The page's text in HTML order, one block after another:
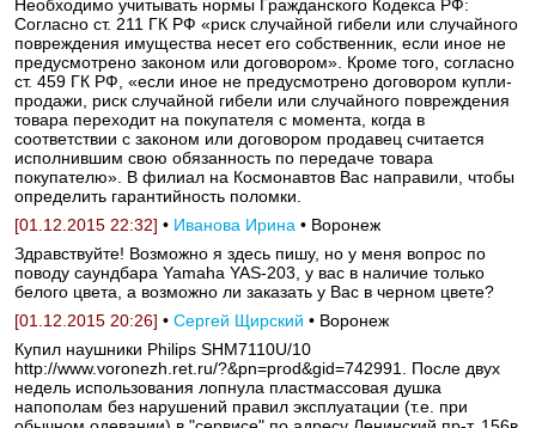
Необходимо учитывать нормы Гражданского Кодекса РФ:
Согласно ст. 211 ГК РФ «риск случайной гибели или случайного
повреждения имущества несет его собственник, если иное не
предусмотрено законом или договором». Кроме того, согласно
ст. 459 ГК РФ, «если иное не предусмотрено договором купли-
продажи, риск случайной гибели или случайного повреждения
товара переходит на покупателя с момента, когда в
соответствии с законом или договором продавец считается
исполнившим свою обязанность по передаче товара
покупателю». В филиал на Космонавтов Вас направили, чтобы
определить гарантийность поломки.
[01.12.2015 22:32] • Иванова Ирина • Воронеж
Здравствуйте! Возможно я здесь пишу, но у меня вопрос по
поводу саундбара Yamaha YAS-203, у вас в наличие только
белого цвета, а возможно ли заказать у Вас в черном цвете?
[01.12.2015 20:26] • Сергей Щирский • Воронеж
Купил наушники Philips SHM7110U/10
http://www.voronezh.ret.ru/?&pn=prod&gid=742991. После двух
недель использования лопнула пластмассовая душка
напополам без нарушений правил эксплуатации (т.е. при